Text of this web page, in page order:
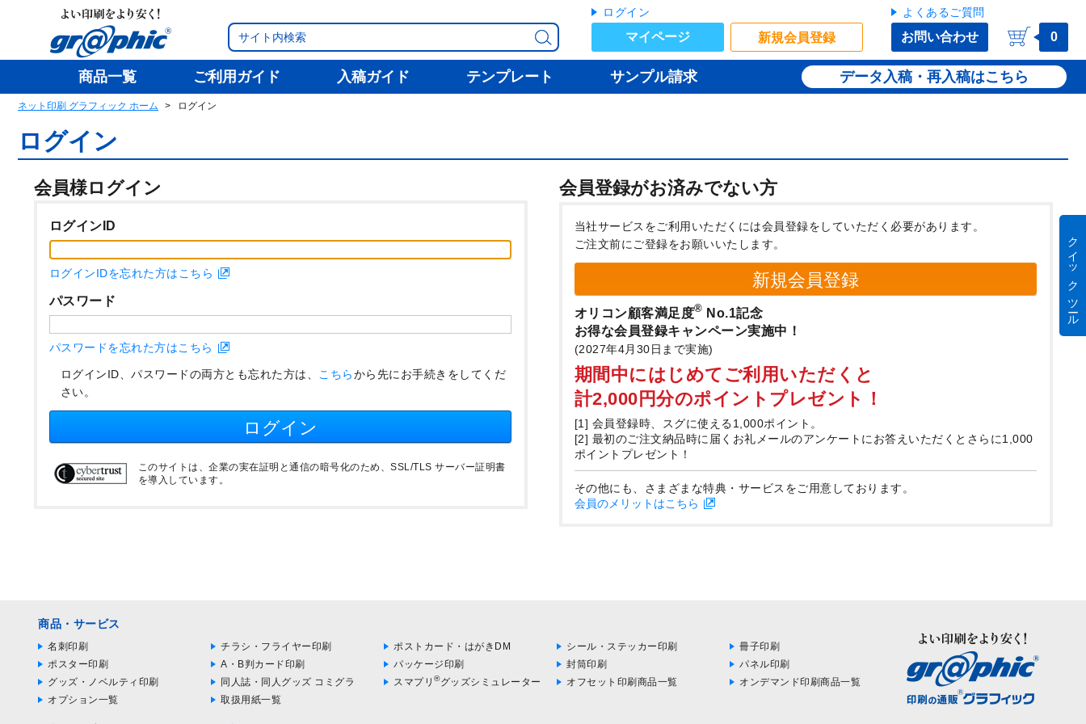
ログイン
マイページ 新規会員登録
よくあるご質問
お問い合わせ 0
商品一覧 ご利用ガイド 入稿ガイド テンプレート サンプル請求 データ入稿・再入稿
ネット印刷 グラフィック ホーム ログイン
ログイン
会員様ログイン 会員登録がお済みでない方
ログインID
ログインIDを忘れた方はこちら
パスワード
パスワードを忘れた方はこちら
ログインID、パスワードの両方とも忘れた方は、 こちらから先にお手続きをしてくだ
さい。
ログイン
このサイトは、企業の実在証明と通信の暗号化のため、SSL/TLS サーバー証明書
を導入しています。
当社サービスをご利用いただくには会員登録をしていただく必要があります。
ご注文前にご登録をお願いいたします。
新規会員登録
オリコン顧客満足度® No.1記念
お得な会員登録キャンペーン実施中！
(2027年4月30日まで実施)
期間中にはじめてご利用いただくと
計2,000円分のポイントプレゼント！
[1] 会員登録時、スグに使える1,000ポイント。
[2] 最初のご注文納品時に届くお礼メールのアンケートにお答えいただくとさらに1,000
ポイントプレゼント！
その他にも、さまざまな特典・サービスをご用意しております。
会員のメリットはこちら
商品・サービス
名刺印刷 チラシ・フライヤー印刷 ポストカード・はがきDM シール・ステッカー印刷
冊子印刷
ポスター印刷
A・B判カード印刷 パッケージ印刷 封筒印刷
パネル印刷
グッズ・ノベルティ印刷
同人誌・同人グッズ コミグラ スマプリ ®グッズシミュレーター オフセット印刷商品一覧
オンデマンド印刷商品一覧
オプション一覧
取扱用紙一覧
クイック ツール